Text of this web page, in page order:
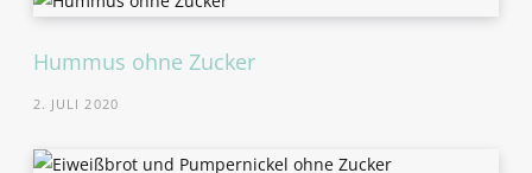
Hummus ohne Zucker
2. JULI 2020